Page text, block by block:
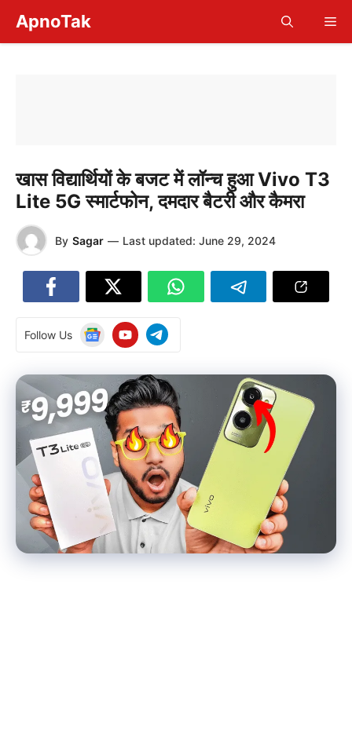
content
ApnoTak
खास विद्यार्थियों के बजट में लॉन्च हुआ Vivo T3
Lite 5G स्मार्टफोन, दमदार बैटरी और कैमरा
By Sagar — Last updated: June 29, 2024
Follow Us